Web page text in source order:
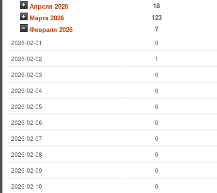
Апреля 2026
18
Марта 2026
123
Февраля 2026
7
2026-02-01
0
2026-02-02
1
2026-02-03
0
2026-02-04
0
2026-02-05
0
2026-02-06
0
2026-02-07
0
2026-02-08
0
2026-02-09
0
2026-02-10
0